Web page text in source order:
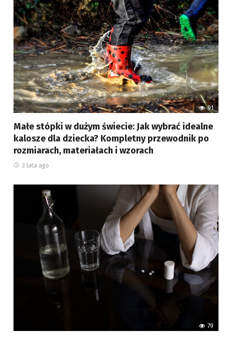
91
Małe stópki w dużym świecie: Jak wybrać idealne
kalosze dla dziecka? Kompletny przewodnik po
rozmiarach, materiałach i wzorach
2 lata ago
79